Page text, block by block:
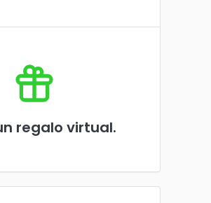
regalo virtual.